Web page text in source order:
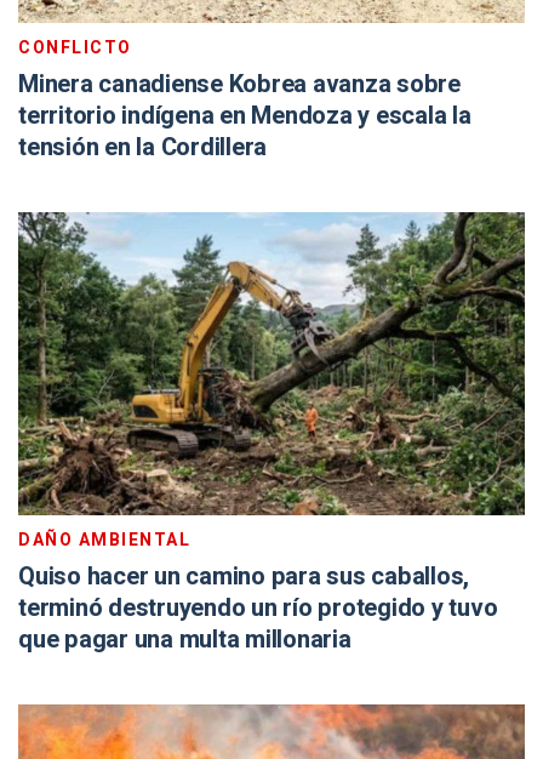
CONFLICTO
Minera canadiense Kobrea avanza sobre
territorio indígena en Mendoza y escala la
tensión en la Cordillera
DAÑO AMBIENTAL
Quiso hacer un camino para sus caballos,
terminó destruyendo un río protegido y tuvo
que pagar una multa millonaria